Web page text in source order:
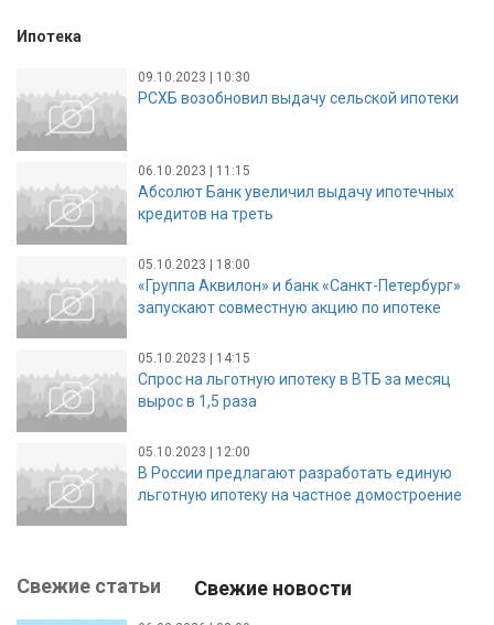
Ипотека
09.10.2023 | 10:30
РСХБ возобновил выдачу сельской ипотеки
06.10.2023 | 11:15
Абсолют Банк увеличил выдачу ипотечных
кредитов на треть
05.10.2023 | 18:00
«Группа Аквилон» и банк «Санкт-Петербург»
запускают совместную акцию по ипотеке
05.10.2023 | 14:15
Спрос на льготную ипотеку в ВТБ за месяц
вырос в 1,5 раза
05.10.2023 | 12:00
В России предлагают разработать единую
льготную ипотеку на частное домостроение
Свежие статьи Свежие новости